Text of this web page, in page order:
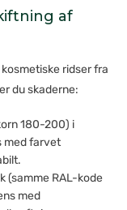
af
ridser fra
du skaderne:
180-200) i
med farvet
(samme RAL-kode
med